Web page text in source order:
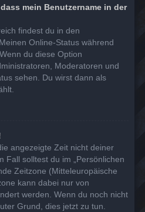
mein Benutzername in der
findest du in den
Online-Status während
du diese Option
Moderatoren und
sehen. Du wirst dann als
angezeigte Zeit nicht deiner
Fall solltest du im „Persönlichen
Zeitzone (Mitteleuropäische
kann dabei nur von
werden. Wenn du noch nicht
Grund, dies jetzt zu tun.